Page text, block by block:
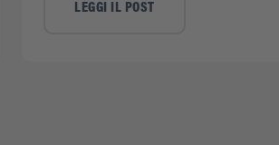
LEGGI IL POST